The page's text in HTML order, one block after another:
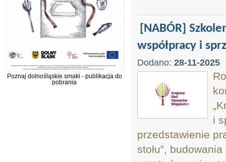
Poznaj dolnośląskie smaki - publikacja do
pobrania
[NABÓR]
współpracy i
Dodano: 28-11-2025
i
przedstawienie
stołu”,